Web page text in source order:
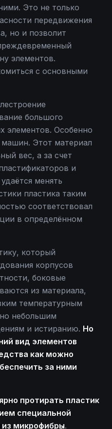
Это не только
передвижения
но и позволит
элементов.
с основными
большого
элементов. Особенно
машин. Этот материал
вес, а за счет
и
менять
пластика таким
соответствовал
в определённом
который
корпусов
боковые
из материала,
температурным
небольшим
и истиранию. Но
вид элементов
как можно
за ними
протирать пластик
специальной
из микрофибры.